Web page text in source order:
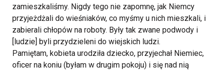
zamieszkaliśmy. Nigdy tego nie zapomnę, jak Niemcy
przyjeżdżali do wieśniaków, co myśmy u nich mieszkali, i
zabierali chłopów na roboty. Były tak zwane podwody i
[ludzie] byli przydzieleni do wiejskich ludzi.
Pamiętam, kobieta urodziła dziecko, przyjechał Niemiec,
oficer na koniu (byłam w drugim pokoju) i się nad nią